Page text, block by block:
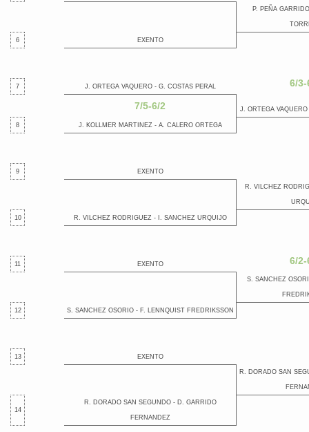
P. PEÑA
6 EXENTO
6/3-
7 J. ORTEGA VAQUERO - G. COSTAS PERAL
7/5-6/2 J. ORTEGA
8 J. KOLLMER MARTINEZ - A. CALERO ORTEGA
9 EXENTO
R. VILCHEZ
10 R. VILCHEZ RODRIGUEZ - I. SANCHEZ URQUIJO
6/2-
11 EXENTO
S. SANCHEZ
12 S. SANCHEZ OSORIO - F. LENNQUIST FREDRIKSSON
13 EXENTO
R. DORADO SAN
14
R. DORADO SAN SEGUNDO - D. GARRIDO
FERNANDEZ